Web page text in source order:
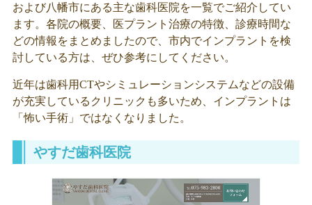
および八幡市にある主な歯科医院を一覧でご紹介してい
ます。各院の概要、医プラント治療の特徴、診療時間な
どの情報をまとめましたので、市内でインプラントを検
討している方は、ぜひ参考にしてください。
近年は歯科用CTやシミュレーションシステムなどの設備
が充実しているクリニックも多いため、インプラントは
「怖い手術」ではなくなりました。
やすだ歯科医院